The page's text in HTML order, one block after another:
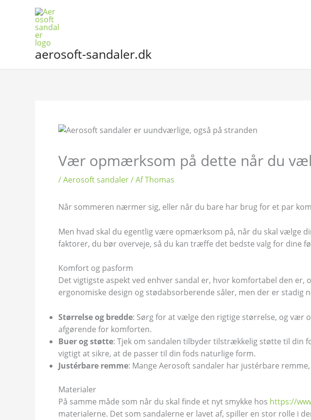
aerosoft-sandaler.dk
Vær opmærksom på dette når du
/Aerosoft sandaler/ AfThomas
Når sommeren nærmer sig, eller når du bare har brug for et par
Men hvad skal du egentlig være opmærksom på, når du skal vælge
faktorer, du bør overveje, så du kan træffe det bedste valg for dine
Komfort og pasform
Det vigtigste aspekt ved enhver sandal er, hvor komfortabel den
ergonomiske design og stødabsorberende såler, men der er stadig
Størrelse og bredde: Sørg for at vælge den rigtige størrelse, og vær
afgørende for komforten.
Buer og støtte: Tjek om sandalen tilbyder tilstrækkelig støtte til din
vigtigt at sikre, at de passer til din fods naturlige form.
Justérbare remme: Mange Aerosoft sandaler har justérbare
Materialer
På samme måde som når du skal finde et nyt smykke hos https://
materialerne. Det som sandalerne er lavet af, spiller en stor rolle i